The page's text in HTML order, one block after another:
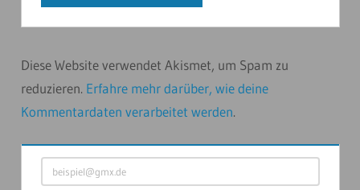
Diese Website verwendet Akismet, um Spam zu
reduzieren. Erfahre mehr darüber, wie deine
Kommentardaten verarbeitet werden.
beispiel@gmx.de